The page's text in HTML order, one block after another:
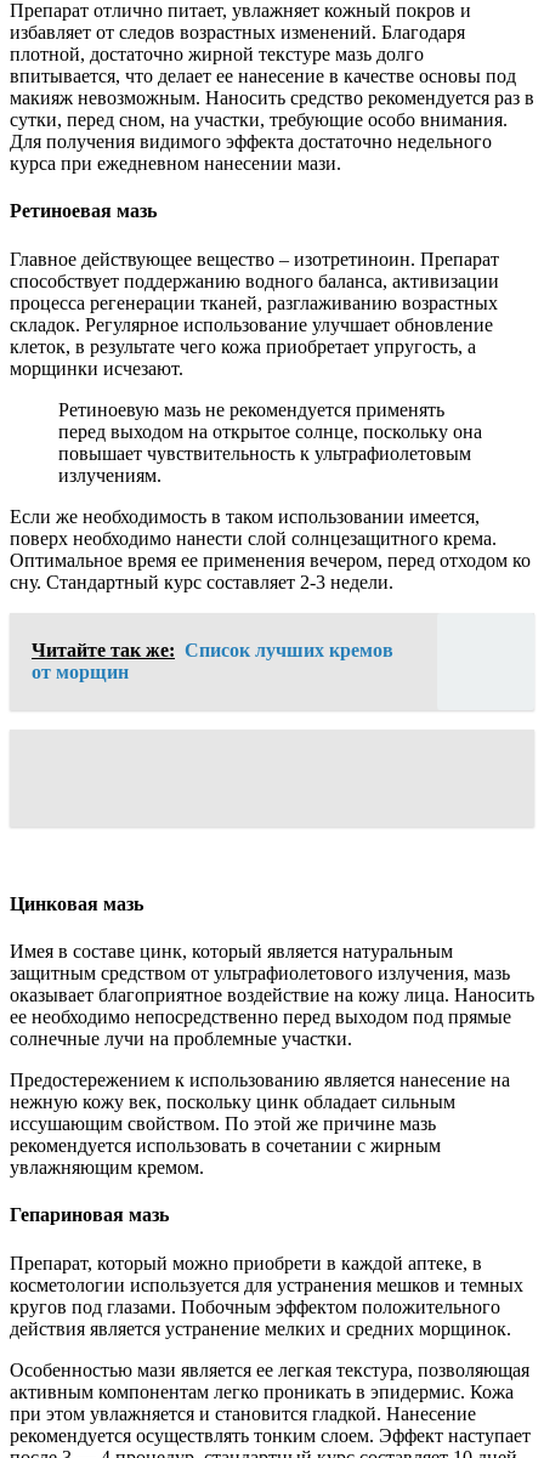
Препарат отлично питает, увлажняет кожный покров и
избавляет от следов возрастных изменений. Благодаря
плотной, достаточно жирной текстуре мазь долго
впитывается, что делает ее нанесение в качестве основы под
макияж невозможным. Наносить средство рекомендуется раз в
сутки, перед сном, на участки, требующие особо внимания.
Для получения видимого эффекта достаточно недельного
курса при ежедневном нанесении мази.
Ретиноевая мазь
Главное действующее вещество – изотретиноин. Препарат
способствует поддержанию водного баланса, активизации
процесса регенерации тканей, разглаживанию возрастных
складок. Регулярное использование улучшает обновление
клеток, в результате чего кожа приобретает упругость, а
морщинки исчезают.
Ретиноевую мазь не рекомендуется применять
перед выходом на открытое солнце, поскольку она
повышает чувствительность к ультрафиолетовым
излучениям.
Если же необходимость в таком использовании имеется,
поверх необходимо нанести слой солнцезащитного крема.
Оптимальное время ее применения вечером, перед отходом ко
сну. Стандартный курс составляет 2-3 недели.
Читайте так же: Список лучших кремов
от морщин
Цинковая мазь
Имея в составе цинк, который является натуральным
защитным средством от ультрафиолетового излучения, мазь
оказывает благоприятное воздействие на кожу лица. Наносить
ее необходимо непосредственно перед выходом под прямые
солнечные лучи на проблемные участки.
Предостережением к использованию является нанесение на
нежную кожу век, поскольку цинк обладает сильным
иссушающим свойством. По этой же причине мазь
рекомендуется использовать в сочетании с жирным
увлажняющим кремом.
Гепариновая мазь
Препарат, который можно приобрети в каждой аптеке, в
косметологии используется для устранения мешков и темных
кругов под глазами. Побочным эффектом положительного
действия является устранение мелких и средних морщинок.
Особенностью мази является ее легкая текстура, позволяющая
активным компонентам легко проникать в эпидермис. Кожа
при этом увлажняется и становится гладкой. Нанесение
рекомендуется осуществлять тонким слоем. Эффект наступает